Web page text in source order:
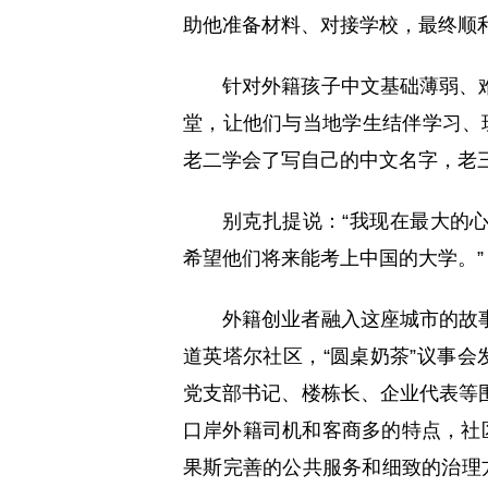
助他准备材料、对接学校，最终顺
针对外籍孩子中文基础薄弱
堂，让他们与当地学生结伴学习
老二学会了写自己的中文名字，老
别克扎提说：“我现在最大的
希望他们将来能考上中国的大学。”
外籍创业者融入这座城市的
道英塔尔社区，“圆桌奶茶”议事
党支部书记、楼栋长、企业代表
口岸外籍司机和客商多的特点，
果斯完善的公共服务和细致的治理